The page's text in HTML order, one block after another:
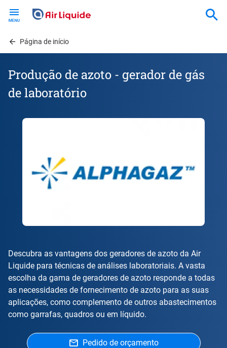
contentPágina de início
Produção de azoto - gerador de gás
de laboratório
Descubra as vantagens dos geradores de azoto da Air
Liquide para técnicas de análises laboratoriais. A vasta
escolha da gama de geradores de azoto responde a todas
as necessidades de fornecimento de azoto para as suas
aplicações, como complemento de outros abastecimentos
como garrafas, quadros ou em líquido.
Pedido de orçamento